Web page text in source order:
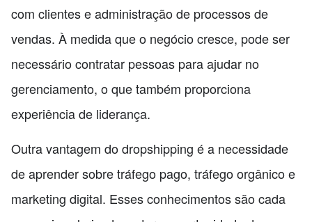
com clientes e administração de processos de
vendas. À medida que o negócio cresce, pode ser
necessário contratar pessoas para ajudar no
gerenciamento, o que também proporciona
experiência de liderança.
Outra vantagem do dropshipping é a necessidade
de aprender sobre tráfego pago, tráfego orgânico e
marketing digital. Esses conhecimentos são cada